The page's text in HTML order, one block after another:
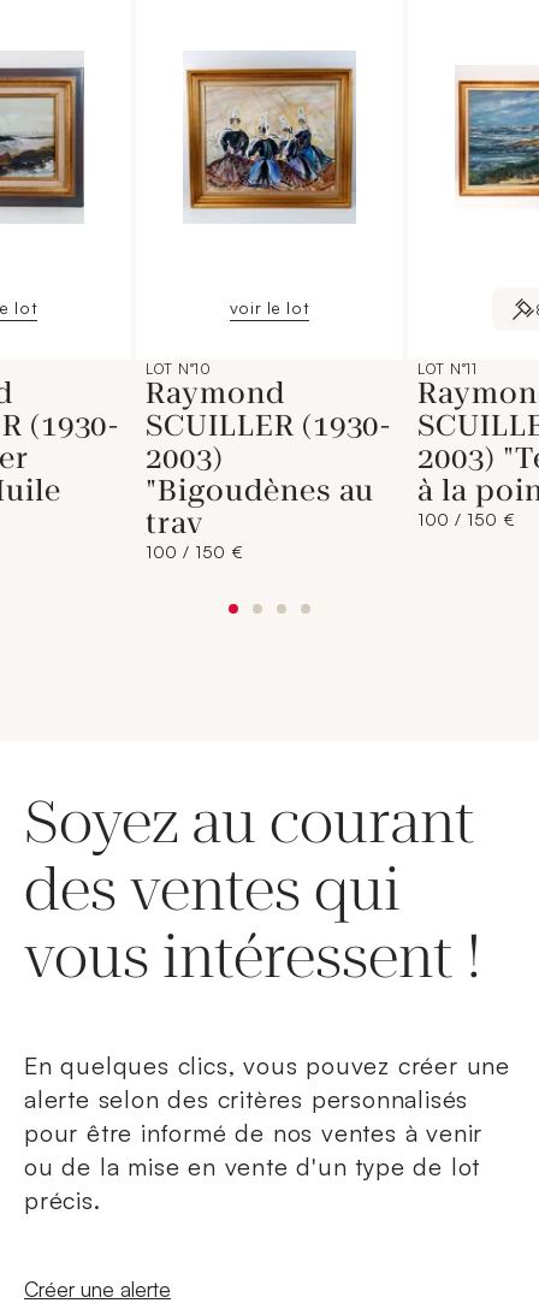
lot
(1930-
voir le lot
LOT N°10
Raymond
SCUILLER (1930-
2003)
"Bigoudènes au
trav
100 / 150 €
LOT N°11
2003)
à la
100 / 150 €
Soyez au courant
des ventes qui
vous intéressent !
En quelques clics, vous pouvez créer une
alerte selon des critères personnalisés
pour être informé de nos ventes à venir
ou de la mise en vente d'un type de lot
précis.
Nouvelle fenêtre
Créer une alerte